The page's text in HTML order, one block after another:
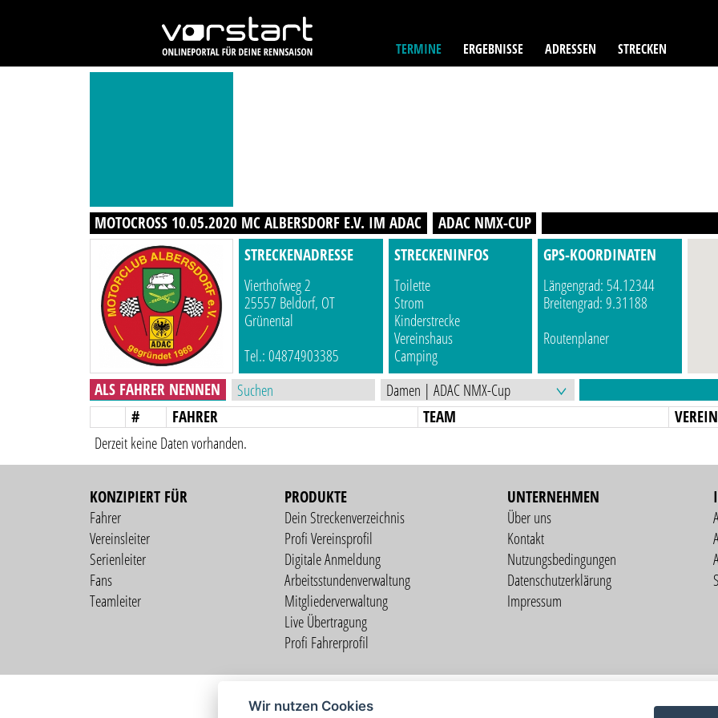
TERMINE ERGEBNISSE ADRESSEN STRECKEN
MOTOCROSS 10.05.2020 MC ALBERSDORF E.V. IM ADAC ADAC NMX-CUP
STRECKENADRESSE
Vierthofweg 2
25557 Beldorf, OT
Grünental
Tel.: 04874903385
STRECKENINFOS
Toilette
Strom
Kinderstrecke
Vereinshaus
Camping
GPS-KOORDINATEN
Längengrad: 54.12344
Breitengrad: 9.31188
Routenplaner
ALS FAHRER NENNEN
#
FAHRER TEAM VEREIN
Derzeit keine Daten vorhanden.
KONZIPIERT FÜR
Fahrer
Vereinsleiter
Serienleiter
Fans
Teamleiter
PRODUKTE
Dein Streckenverzeichnis
Profi Vereinsprofil
Digitale Anmeldung
Arbeitsstundenverwaltung
Mitgliederverwaltung
Live Übertragung
Profi Fahrerprofil
UNTERNEHMEN
Über uns
Kontakt
Nutzungsbedingungen
Datenschutzerklärung
Impressum
Wir nutzen Cookies